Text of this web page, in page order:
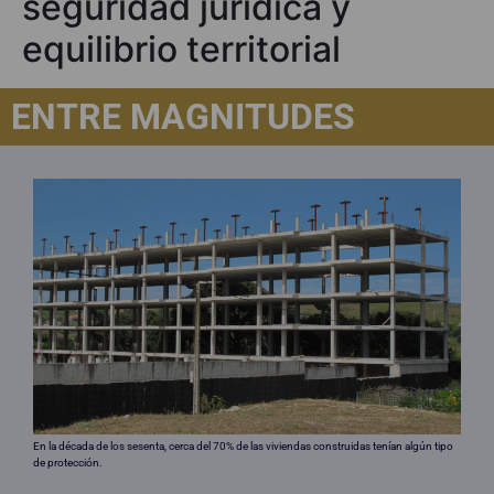
equilibrio territorial
ENTRE MAGNITUDES
En la década de los sesenta, cerca del 70% de las viviendas construidas tenían algún tipo
de protección.